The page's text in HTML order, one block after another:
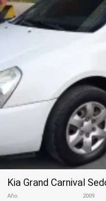
Kia Grand Carnival
Año
2009